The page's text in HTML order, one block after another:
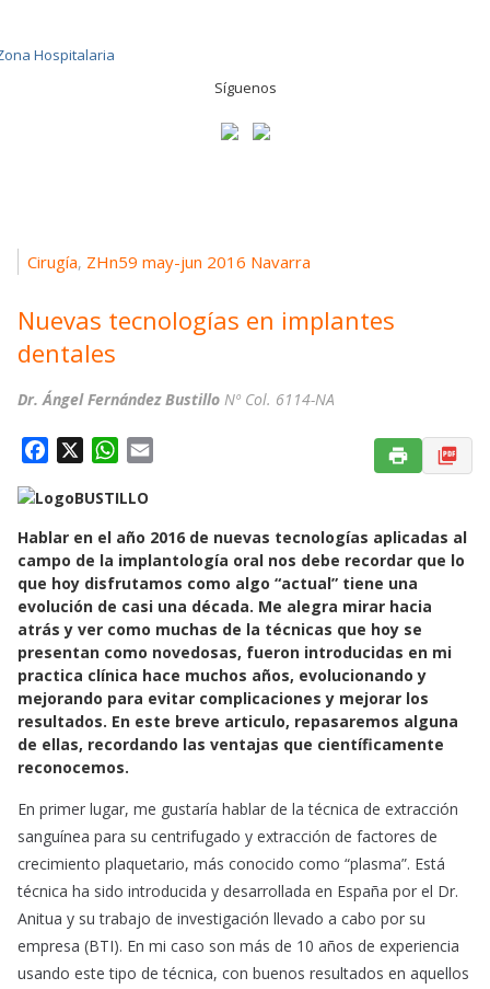
Síguenos
Cirugía, ZHn59 may-jun 2016 Navarra
Nuevas tecnologías en implantes
dentales
Dr. Ángel Fernández Bustillo Nº Col. 6114-NA
c
e
b
o
o
k
W
a
t
s
A
p
p
i
l
Hablar en el año 2016 de nuevas tecnologías aplicadas al
campo de la implantología oral nos debe recordar que lo
que hoy disfrutamos como algo “actual” tiene una
evolución de casi una década. Me alegra mirar hacia
atrás y ver como muchas de la técnicas que hoy se
presentan como novedosas, fueron introducidas en mi
practica clínica hace muchos años, evolucionando y
mejorando para evitar complicaciones y mejorar los
resultados. En este breve articulo, repasaremos alguna
de ellas, recordando las ventajas que científicamente
reconocemos.
En primer lugar, me gustaría hablar de la técnica de extracción
sanguínea para su centrifugado y extracción de factores de
crecimiento plaquetario, más conocido como “plasma”. Está
técnica ha sido introducida y desarrollada en España por el Dr.
Anitua y su trabajo de investigación llevado a cabo por su
empresa (BTI). En mi caso son más de 10 años de experiencia
usando este tipo de técnica, con buenos resultados en aquellos